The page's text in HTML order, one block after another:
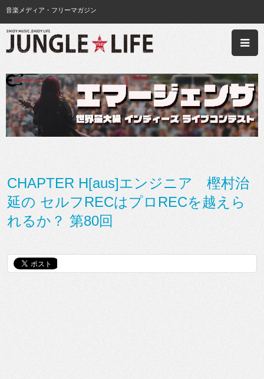
音楽メディア・フリーマガジン
CHAPTER H[aus]エンジニア 樫村治
延の セルフRECはプロRECを越えら
れるか？ 第80回